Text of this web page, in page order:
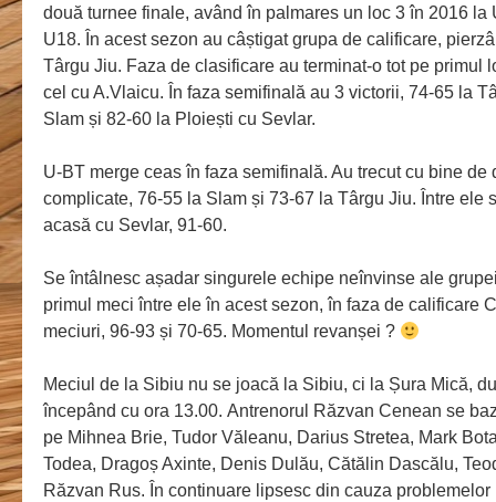
două turnee finale, având în palmares un loc 3 în 2016 la
U18. În acest sezon au câștigat grupa de calificare,
Târgu Jiu. Faza de clasificare au terminat-o tot pe primul
cel cu A.Vlaicu. În faza semifinală au 3 victorii, 74-65 la
Slam și 82-60 la Ploiești cu Sevlar.
U-BT merge ceas în faza semifinală. Au trecut cu bine de
complicate, 76-55 la Slam și 73-67 la Târgu Jiu. Între ele
acasă cu Sevlar, 91-60.
Se întâlnesc așadar singurele echipe neînvinse ale
primul meci între ele în acest sezon, în faza de calificare
meciuri, 96-93 și 70-65. Momentul revanșei ?
Meciul de la Sibiu nu se joacă la Sibiu, ci la Șura Mică,
începând cu ora 13.00. Antrenorul Răzvan Cenean se
pe Mihnea Brie, Tudor Văleanu, Darius Stretea, Mark
Todea, Dragoș Axinte, Denis Dulău, Cătălin Dascălu,
Răzvan Rus. În continuare lipsesc din cauza